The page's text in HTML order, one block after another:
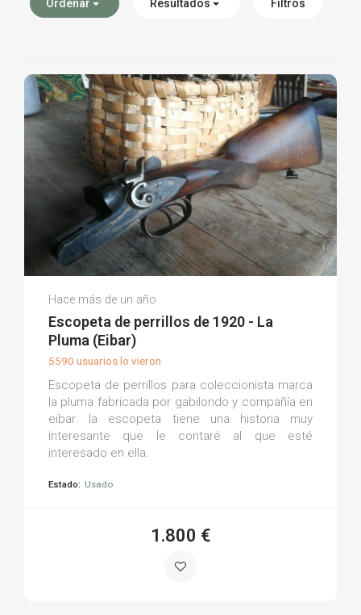
Ordenar Resultados Filtros
Borja V.
Hace más de un año
Escopeta de perrillos de 1920 - La
Pluma (Eibar)
5590 usuarios lo vieron
Escopeta de perrillos para coleccionista marca
la pluma fabricada por gabilondo y compañía en
eibar. la escopeta tiene una historia muy
interesante que le contaré al que esté
interesado en ella.
Estado: Usado
1.800 €